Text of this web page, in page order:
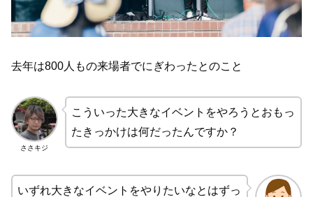
去年は800人もの来場者でにぎわったとのこと
ささキジ
こういった大きなイベントをやろうとおもっ
たきっかけは何だったんですか？
いずれ大きなイベントをやりたいなとはずっ